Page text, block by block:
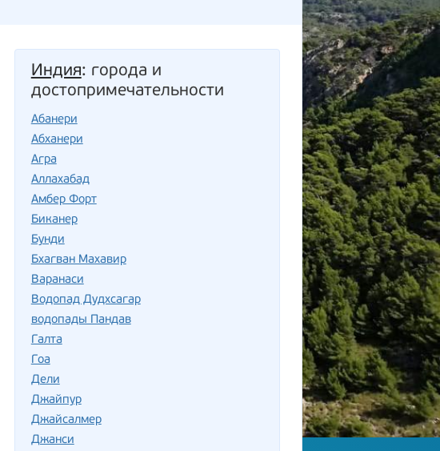
Индия: города и
достопримечательности
Абанери
Абханери
Агра
Аллахабад
Амбер Форт
Биканер
Бунди
Бхагван Махавир
Варанаси
Водопад Дудхсагар
водопады Пандав
Галта
Гоа
Дели
Джайпур
Джайсалмер
Джанси